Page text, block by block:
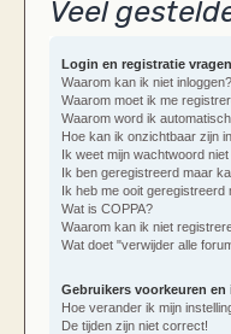
Veel
Login en registratie vragen
Waarom kan ik niet inloggen?
Waarom moet ik me
Waarom word ik
Hoe kan ik onzichtbaar zijn
Ik weet mijn wachtwoord niet
Ik ben geregistreerd maar
Ik heb me ooit geregistreerd
Wat is COPPA?
Waarom kan ik niet
Wat doet "verwijder alle
Gebruikers voorkeuren en
Hoe verander ik mijn
De tijden zijn niet correct!